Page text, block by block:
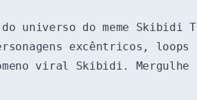
universo do meme Skibidi
excêntricos, loops
viral Skibidi.